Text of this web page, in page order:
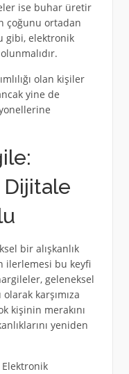
ise buhar üretir
çoğunu ortadan
gibi, elektronik
olan kişiler
yine de
bir alışkanlık
ilerlemesi bu keyfi
geleneksel
karşımıza
kişinin merakını
yeniden